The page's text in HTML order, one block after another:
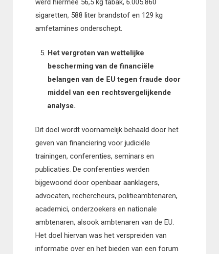
werd hiermee 56,5 kg tabak, 6.005.860
sigaretten, 588 liter brandstof en 129 kg
amfetamines onderschept.
Het vergroten van wettelijke
bescherming van de financiële
belangen van de EU tegen fraude door
middel van een rechtsvergelijkende
analyse.
Dit doel wordt voornamelijk behaald door het
geven van financiering voor judiciële
trainingen, conferenties, seminars en
publicaties. De conferenties werden
bijgewoond door openbaar aanklagers,
advocaten, rechercheurs, politieambtenaren,
academici, onderzoekers en nationale
ambtenaren, alsook ambtenaren van de EU.
Het doel hiervan was het verspreiden van
informatie over en het bieden van een forum